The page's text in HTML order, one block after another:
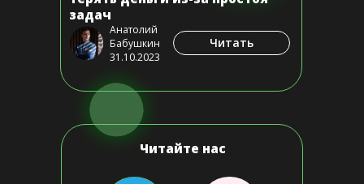
задач
Читать
Анатолий
Бабушкин
31.10.2023
Читайте нас